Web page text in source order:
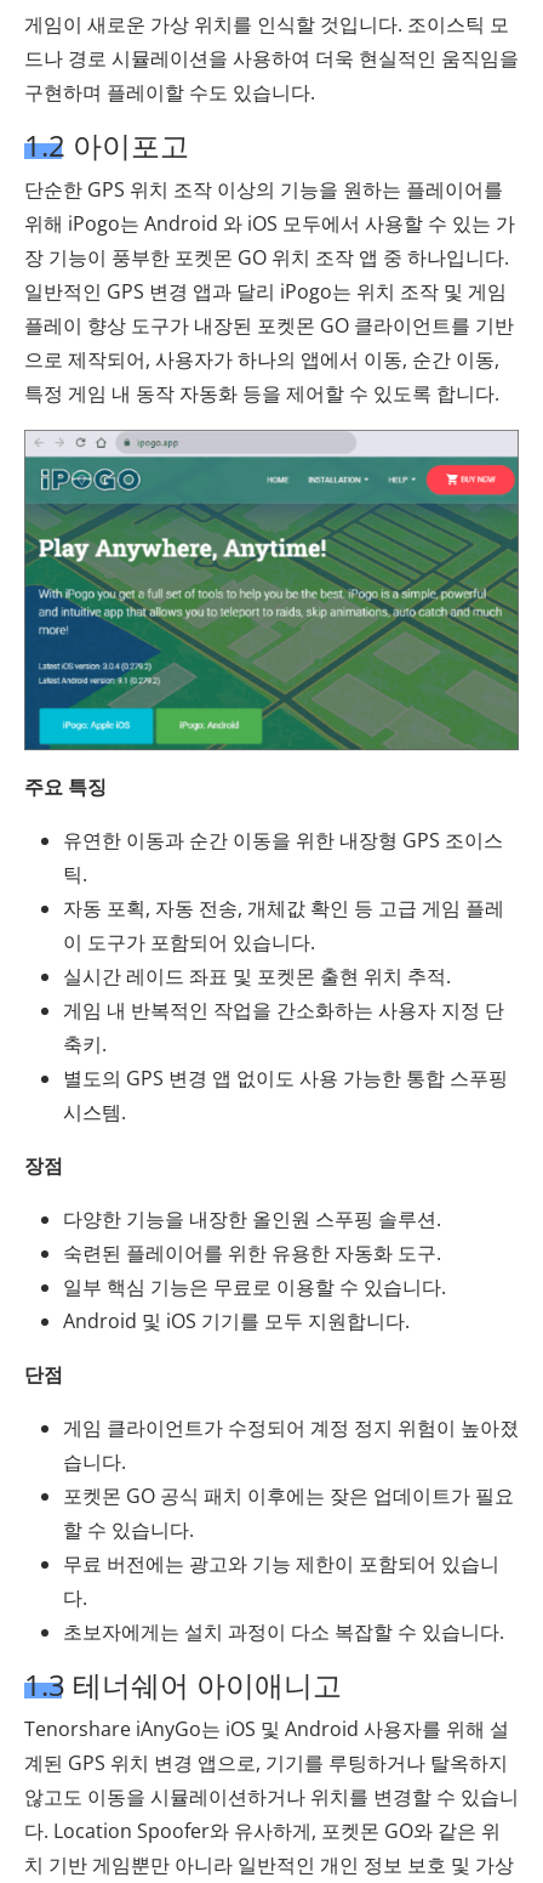
게임이 새로운 가상 위치를 인식할 것입니다. 조이스틱 모
드나 경로 시뮬레이션을 사용하여 더욱 현실적인 움직임을
구현하며 플레이할 수도 있습니다.
1.2 아이포고
단순한 GPS 위치 조작 이상의 기능을 원하는 플레이어를
위해 iPogo는 Android 와 iOS 모두에서 사용할 수 있는 가
장 기능이 풍부한 포켓몬 GO 위치 조작 앱 중 하나입니다.
일반적인 GPS 변경 앱과 달리 iPogo는 위치 조작 및 게임
플레이 향상 도구가 내장된 포켓몬 GO 클라이언트를 기반
으로 제작되어, 사용자가 하나의 앱에서 이동, 순간 이동,
특정 게임 내 동작 자동화 등을 제어할 수 있도록 합니다.
주요 특징
유연한 이동과 순간 이동을 위한 내장형 GPS 조이스
틱.
자동 포획, 자동 전송, 개체값 확인 등 고급 게임 플레
이 도구가 포함되어 있습니다.
실시간 레이드 좌표 및 포켓몬 출현 위치 추적.
게임 내 반복적인 작업을 간소화하는 사용자 지정 단
축키.
별도의 GPS 변경 앱 없이도 사용 가능한 통합 스푸핑
시스템.
장점
다양한 기능을 내장한 올인원 스푸핑 솔루션.
숙련된 플레이어를 위한 유용한 자동화 도구.
일부 핵심 기능은 무료로 이용할 수 있습니다.
Android 및 iOS 기기를 모두 지원합니다.
단점
게임 클라이언트가 수정되어 계정 정지 위험이 높아졌
습니다.
포켓몬 GO 공식 패치 이후에는 잦은 업데이트가 필요
할 수 있습니다.
무료 버전에는 광고와 기능 제한이 포함되어 있습니
다.
초보자에게는 설치 과정이 다소 복잡할 수 있습니다.
1.3 테너쉐어 아이애니고
Tenorshare iAnyGo는 iOS 및 Android 사용자를 위해 설
계된 GPS 위치 변경 앱으로, 기기를 루팅하거나 탈옥하지
않고도 이동을 시뮬레이션하거나 위치를 변경할 수 있습니
다. Location Spoofer와 유사하게, 포켓몬 GO와 같은 위
치 기반 게임뿐만 아니라 일반적인 개인 정보 보호 및 가상